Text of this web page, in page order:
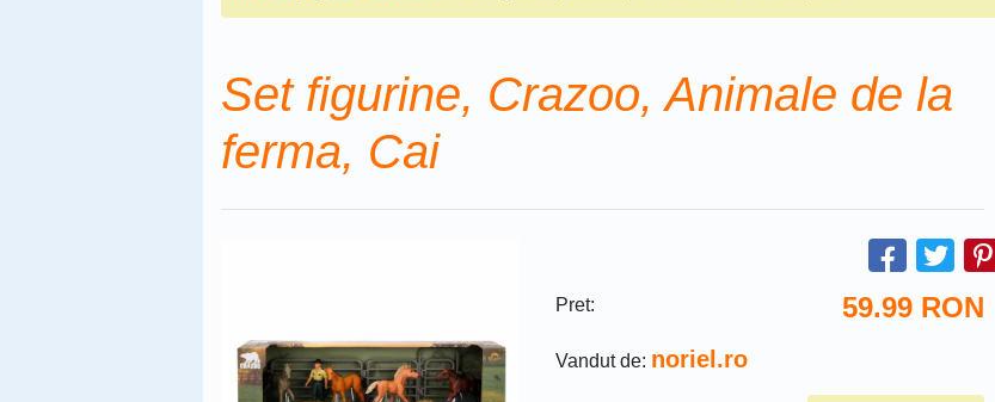
Set figurine, Crazoo, Animale de la
ferma, Cai
Pret: 59.99 RON
Vandut de: noriel.ro